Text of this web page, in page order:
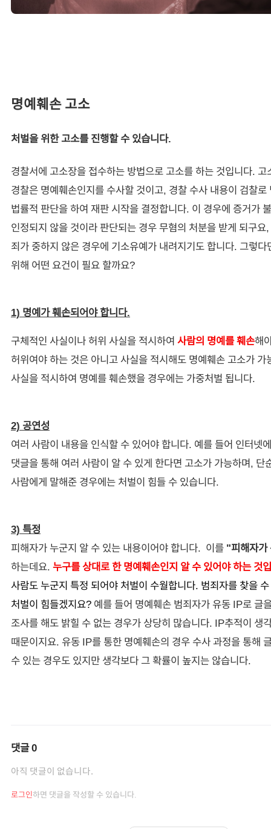
명예훼손 고소
처벌을 위한 고소를 진행할 수 있습니다.
경찰서에 고소장을 접수하는 방법으로 고소를 하는 것입니다. 고
경찰은 명예훼손인지를 수사할 것이고, 경찰 수사 내용이 검찰로
법률적 판단을 하여 재판 시작을 결정합니다. 이 경우에 증거가
인정되지 않을 것이라 판단되는 경우 무혐의 처분을 받게 되구
죄가 중하지 않은 경우에 기소유예가 내려지기도 합니다. 그렇
위해 어떤 요건이 필요 할까요?
1) 명예가 훼손되어야 합니다.
구체적인 사실이나 허위 사실을 적시하여 사람의 명예를 훼손해
허위여야 하는 것은 아니고 사실을 적시해도 명예훼손 고소가
사실을 적시하여 명예를 훼손했을 경우에는 가중처벌 됩니다.
2) 공연성
여러 사람이 내용을 인식할 수 있어야 합니다. 예를 들어 인터넷
댓글을 통해 여러 사람이 알 수 있게 한다면 고소가 가능하며, 단
사람에게 말해준 경우에는 처벌이 힘들 수 있습니다.
3) 특정
피해자가 누군지 알 수 있는 내용이어야 합니다. 이를 "피해자
하는데요. 누구를 상대로 한 명예훼손인지 알 수 있어야 하는 것
사람도 누군지 특정 되어야 처벌이 수월합니다. 범죄자를 찾을
처벌이 힘들겠지요? 예를 들어 명예훼손 범죄자가 유동 IP로 글
조사를 해도 밝힐 수 없는 경우가 상당히 많습니다. IP추적이 생
때문이지요. 유동 IP를 통한 명예훼손의 경우 수사 과정을 통해
수 있는 경우도 있지만 생각보다 그 확률이 높지는 않습니다.
댓글0
아직 댓글이 없습니다.
로그인하면 댓글을 작성할 수 있습니다.